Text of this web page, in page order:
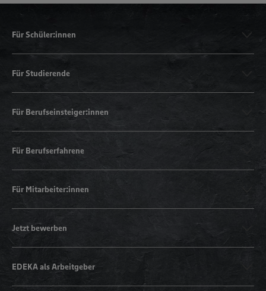
Für Schüler:innen
Für Studierende
Für Berufseinsteiger:innen
Für Berufserfahrene
Für Mitarbeiter:innen
Jetzt bewerben
EDEKA als Arbeitgeber